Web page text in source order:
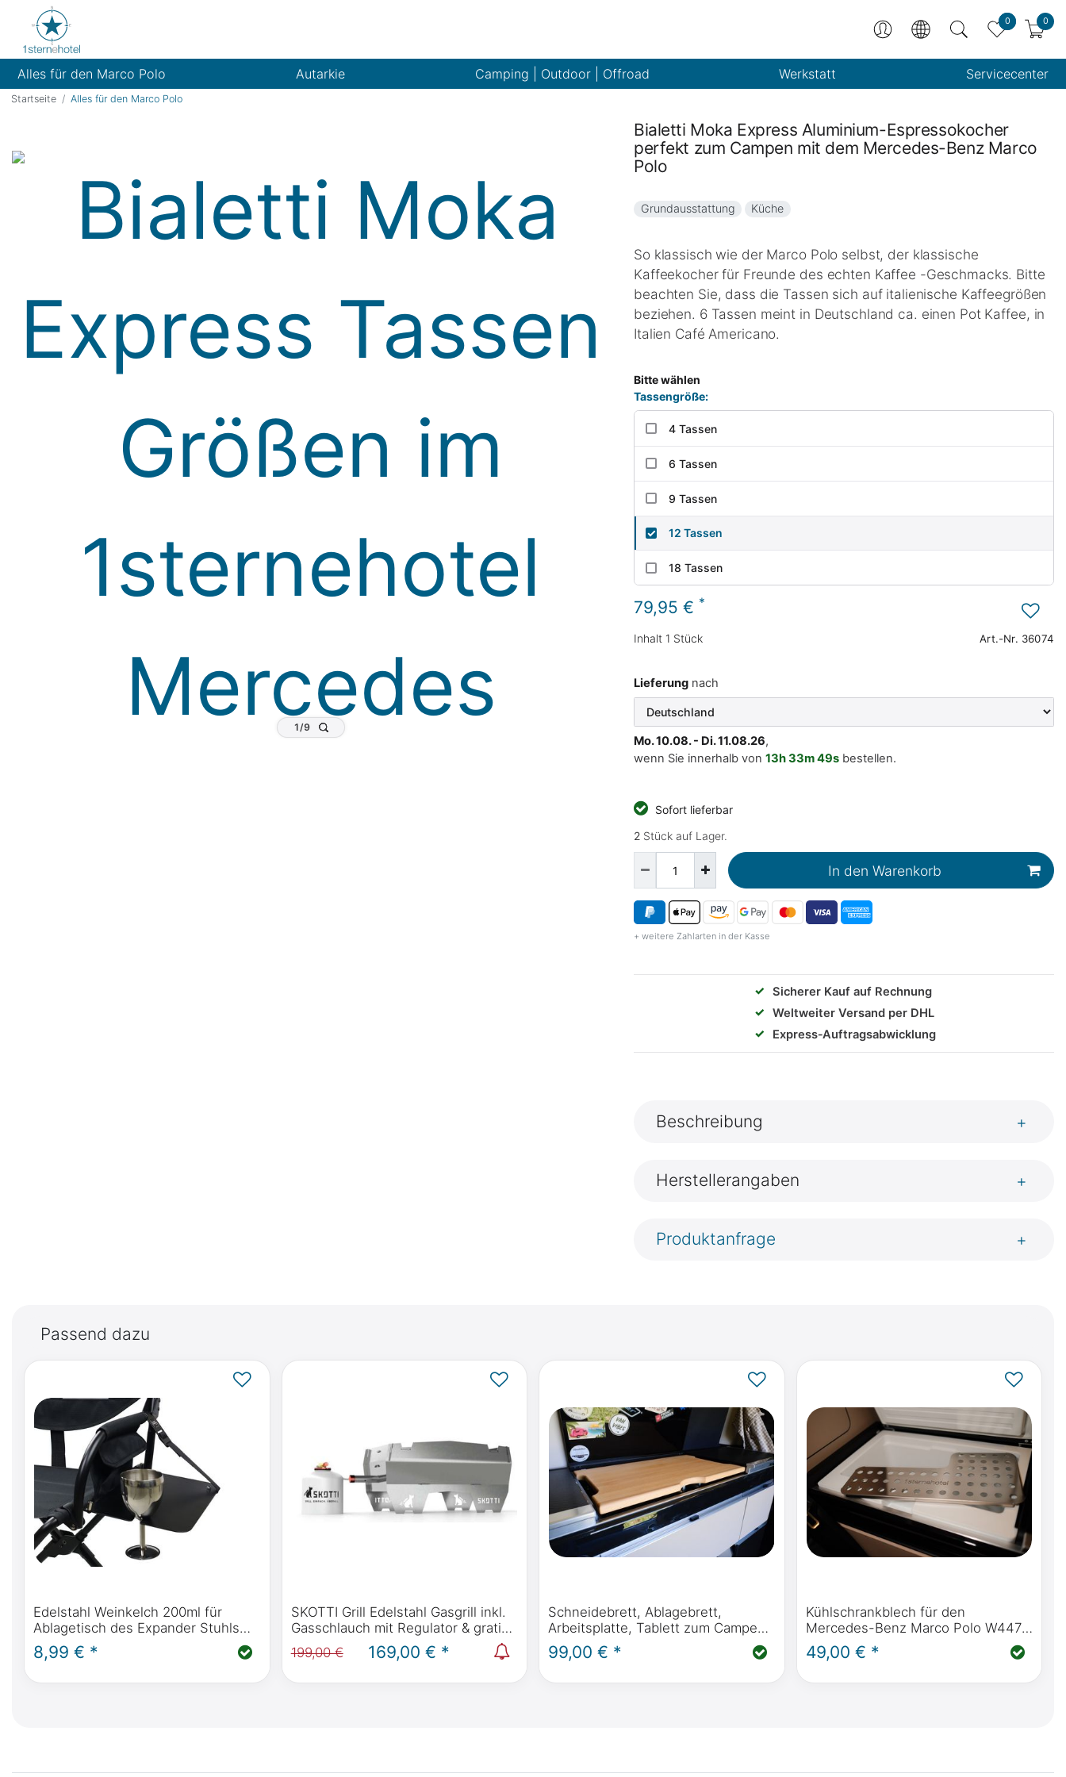
0 0
Alles für den Marco Polo Autarkie Camping | Outdoor | Offroad Werkstatt Servicecenter
Startseite Alles für den Marco Polo
Bialetti Moka Express Aluminium-Espressokocher
perfekt zum Campen mit dem Mercedes-Benz Marco
Polo
Grundausstattung Küche
So klassisch wie der Marco Polo selbst, der klassische
Kaffeekocher für Freunde des echten Kaffee -Geschmacks. Bitte
beachten Sie, dass die Tassen sich auf italienische Kaffeegrößen
beziehen. 6 Tassen meint in Deutschland ca. einen Pot Kaffee, in
Italien Café Americano.
Bitte wählen
Tassengröße:
4 Tassen
6 Tassen
9 Tassen
12 Tassen
18 Tassen
79,95 € *
Inhalt 1 Stück Art.-Nr. 36074
Lieferung nach
Mo. 10.08. - Di. 11.08.26,
wenn Sie innerhalb von 13h33m49s bestellen.
Sofort lieferbar
2 Stück auf Lager.
In den Warenkorb
+ weitere Zahlarten in der Kasse
✓
Sicherer Kauf auf Rechnung
✓
Weltweiter Versand per DHL
✓
Express‑Auftragsabwicklung
Beschreibung +
Herstellerangaben +
Produktanfrage +
Passend dazu
Edelstahl Weinkelch 200ml für
Ablagetisch des Expander Stuhls
von Front Runner
8,99 € *
SKOTTI Grill Edelstahl Gasgrill inkl.
Gasschlauch mit Regulator & gratis
Tasche
199,00 € 169,00 € *
Schneidebrett, Ablagebrett,
Arbeitsplatte, Tablett zum Campen
aus Buche für Mercedes-Benz
Marco Polo (W447) ab BJ 2014
99,00 € *
Kühlschrankblech für den
Mercedes-Benz Marco Polo W447
ab BJ 2014 oder Viano Marco Polo
W639 ab BJ 2004
49,00 € *